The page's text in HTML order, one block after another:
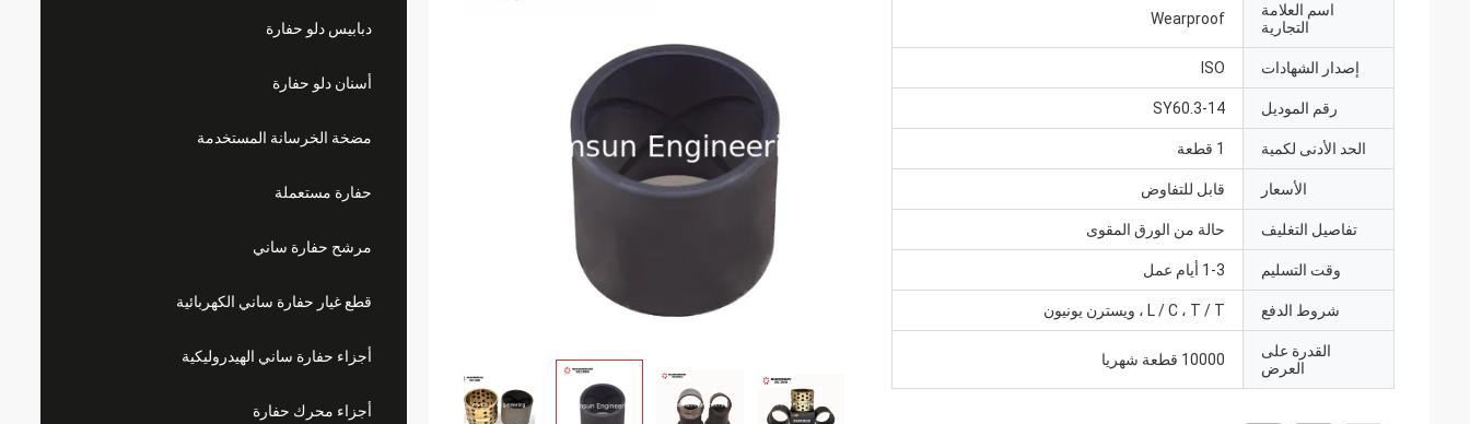
دبابيس دلو حفارة
أسنان دلو حفارة
مضخة الخرسانة المستخدمة
حفارة مستعملة
مرشح حفارة ساني
قطع غيار حفارة ساني الكهربائية
أجزاء حفارة ساني الهيدروليكية
أجزاء محرك حفارة
اسم العلامة
التجارية
Wearproof
إصدار الشهادات ISO
رقم الموديل SY60.3-14
الحد الأدنى لكمية 1 قطعة
الأسعار قابل للتفاوض
تفاصيل التغليف حالة من الورق المقوى
وقت التسليم 1-3 أيام عمل
شروط الدفع L / C ، T / T ، ويسترن يونيون
القدرة على
العرض
10000 قطعة شهريا